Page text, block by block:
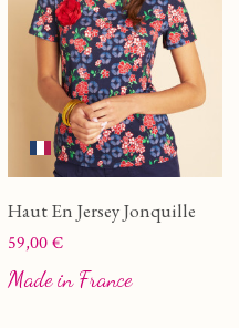
Haut En Jersey Jonquille
Prix
59,00 €
Made in France